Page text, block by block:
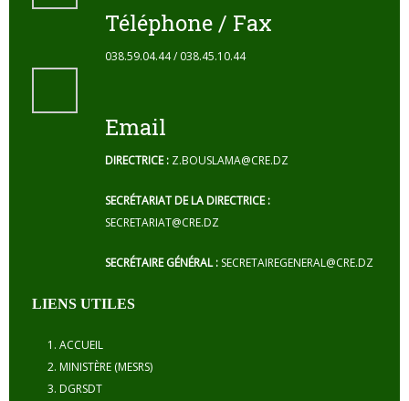
Téléphone / Fax
038.59.04.44 / 038.45.10.44
Email
DIRECTRICE : Z.BOUSLAMA@CRE.DZ
SECRÉTARIAT DE LA DIRECTRICE :
SECRETARIAT@CRE.DZ
SECRÉTAIRE GÉNÉRAL : SECRETAIREGENERAL@CRE.DZ
LIENS UTILES
ACCUEIL
MINISTÈRE (MESRS)
DGRSDT